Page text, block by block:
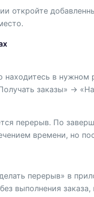
откройте
находитесь в нужном
заказы» →
перерыв. По
времени, но
перерыв» в
выполнения